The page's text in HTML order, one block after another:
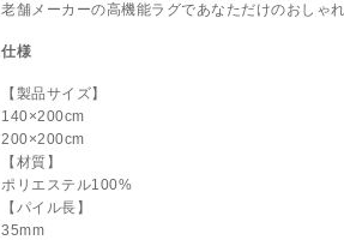
老舗メーカーの高機能ラグであなただけのおしゃれ
仕様
【製品サイズ】
140×200cm
200×200cm
【材質】
ポリエステル100%
【パイル長】
35mm